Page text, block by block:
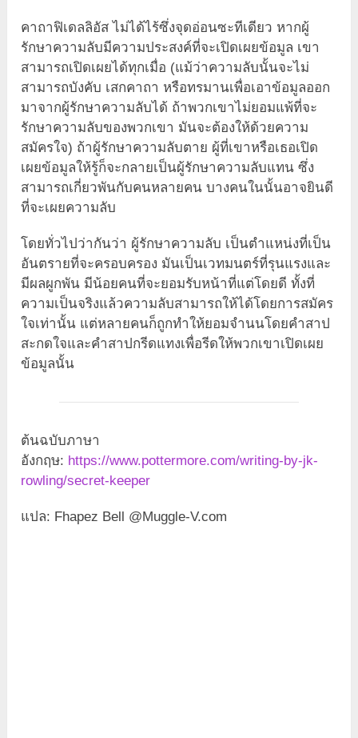
คาถาฟิเดลลิอัส ไม่ได้ไร้ซึ่งจุดอ่อนซะทีเดียว หากผู้
รักษาความลับมีความประสงค์ที่จะเปิดเผยข้อมูล เขา
สามารถเปิดเผยได้ทุกเมื่อ (แม้ว่าความลับนั้นจะไม่
สามารถบังคับ เสกคาถา หรือทรมานเพื่อเอาข้อมูลออก
มาจากผู้รักษาความลับได้ ถ้าพวกเขาไม่ยอมแพ้ที่จะ
รักษาความลับของพวกเขา มันจะต้องให้ด้วยความ
สมัครใจ) ถ้าผู้รักษาความลับตาย ผู้ที่เขาหรือเธอเปิด
เผยข้อมูลให้รู้ก็จะกลายเป็นผู้รักษาความลับแทน ซึ่ง
สามารถเกี่ยวพันกับคนหลายคน บางคนในนั้นอาจยินดี
ที่จะเผยความลับ
โดยทั่วไปว่ากันว่า ผู้รักษาความลับ เป็นตำแหน่งที่เป็น
อันตรายที่จะครอบครอง มันเป็นเวทมนตร์ที่รุนแรงและ
มีผลผูกพัน มีน้อยคนที่จะยอมรับหน้าที่แต่โดยดี ทั้งที่
ความเป็นจริงแล้วความลับสามารถให้ได้โดยการสมัคร
ใจเท่านั้น แต่หลายคนก็ถูกทำให้ยอมจำนนโดยคำสาป
สะกดใจและคำสาปกรีดแทงเพื่อรีดให้พวกเขาเปิดเผย
ข้อมูลนั้น
ต้นฉบับภาษา
อังกฤษ: https://www.pottermore.com/writing-by-jk-
rowling/secret-keeper
แปล: Fhapez Bell @Muggle-V.com